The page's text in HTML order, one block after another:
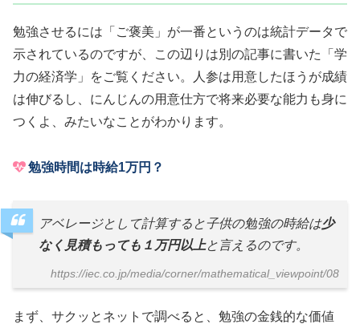
勉強させるには「ご褒美」が一番というのは統計データで
示されているのですが、この辺りは別の記事に書いた「学
力の経済学」をご覧ください。人参は用意したほうが成績
は伸びるし、にんじんの用意仕方で将来必要な能力も身に
つくよ、みたいなことがわかります。
勉強時間は時給1万円？
アベレージとして計算すると子供の勉強の時給は少
なく見積もっても１万円以上と言えるのです。
https://iec.co.jp/media/corner/mathematical_viewpoint/08
まず、サクッとネットで調べると、勉強の金銭的な価値